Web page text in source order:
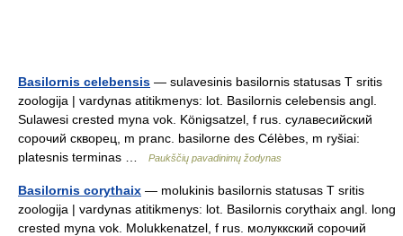
Basilornis celebensis — sulavesinis basilornis statusas T sritis
zoologija | vardynas atitikmenys: lot. Basilornis celebensis angl.
Sulawesi crested myna vok. Königsatzel, f rus. сулавесийский
сорочий скворец, m pranc. basilorne des Célèbes, m ryšiai:
platesnis terminas …
Paukščių pavadinimų žodynas
Basilornis corythaix — molukinis basilornis statusas T sritis
zoologija | vardynas atitikmenys: lot. Basilornis corythaix angl. long
crested myna vok. Molukkenatzel, f rus. молуккский сорочий